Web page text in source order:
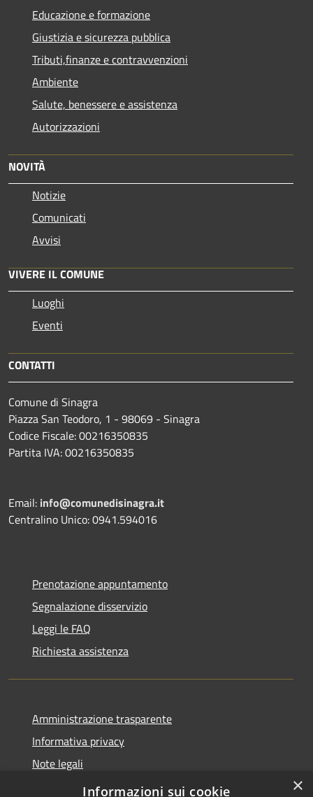
Educazione e formazione
Giustizia e sicurezza pubblica
Tributi,finanze e contravvenzioni
Ambiente
Salute, benessere e assistenza
Autorizzazioni
NOVITÀ
Notizie
Comunicati
Avvisi
VIVERE IL COMUNE
Luoghi
Eventi
CONTATTI
Comune di Sinagra
Piazza San Teodoro, 1 - 98069 - Sinagra
Codice Fiscale: 00216350835
Partita IVA: 00216350835
Email: info@comunedisinagra.it
Centralino Unico: 0941.594016
Prenotazione appuntamento
Segnalazione disservizio
Leggi le FAQ
Richiesta assistenza
Amministrazione trasparente
Informativa privacy
Note legali
Dichiarazione di accessibilità
×
Informazioni sui cookie